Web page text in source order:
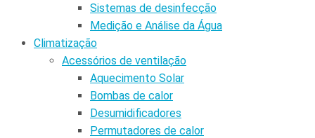
Sistemas de desinfecção
Medição e Análise da Água
Climatização
Acessórios de ventilação
Aquecimento Solar
Bombas de calor
Desumidificadores
Permutadores de calor